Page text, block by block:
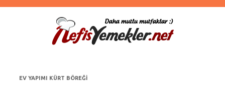
EV YAPIMI KÜRT BÖREĞI